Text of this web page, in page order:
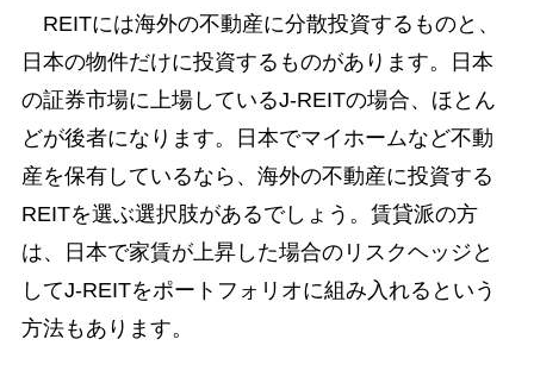
REITには海外の不動産に分散投資するものと、
日本の物件だけに投資するものがあります。日本
の証券市場に上場しているJ-REITの場合、ほとん
どが後者になります。日本でマイホームなど不動
産を保有しているなら、海外の不動産に投資する
REITを選ぶ選択肢があるでしょう。賃貸派の方
は、日本で家賃が上昇した場合のリスクヘッジと
してJ-REITをポートフォリオに組み入れるという
方法もあります。